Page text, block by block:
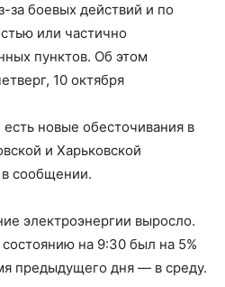
за боевых действий и по
или частично
пунктов. Об этом
10 октября
новые обесточивания в
и Харьковской
сообщении.
электроэнергии выросло.
на 9:30 был на 5%
предыдущего дня — в среду.